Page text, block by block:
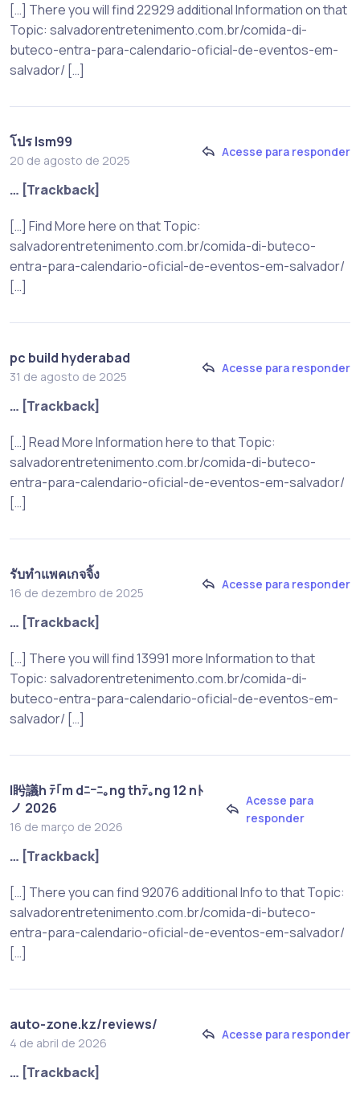
[…] There you will find 22929 additional Information on that
Topic: salvadorentretenimento.com.br/comida-di-
buteco-entra-para-calendario-oficial-de-eventos-em-
salvador/ […]
โปร lsm99
20 de agosto de 2025
Acesse para responder
… [Trackback]
[…] Find More here on that Topic:
salvadorentretenimento.com.br/comida-di-buteco-
entra-para-calendario-oficial-de-eventos-em-salvador/
[…]
pc build hyderabad
31 de agosto de 2025
Acesse para responder
… [Trackback]
[…] Read More Information here to that Topic:
salvadorentretenimento.com.br/comida-di-buteco-
entra-para-calendario-oficial-de-eventos-em-salvador/
[…]
รับทำแพคเกจจิ้ง
16 de dezembro de 2025
Acesse para responder
… [Trackback]
[…] There you will find 13991 more Information to that
Topic: salvadorentretenimento.com.br/comida-di-
buteco-entra-para-calendario-oficial-de-eventos-em-
salvador/ […]
l盻議h ﾃ｢m dﾆｰﾆ｡ng thﾃ｡ng 12 nﾄ
ノ 2026
16 de março de 2026
Acesse para
responder
… [Trackback]
[…] There you can find 92076 additional Info to that Topic:
salvadorentretenimento.com.br/comida-di-buteco-
entra-para-calendario-oficial-de-eventos-em-salvador/
[…]
auto-zone.kz/reviews/
4 de abril de 2026
Acesse para responder
… [Trackback]